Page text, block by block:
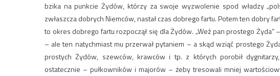
bzika na punkcie Żydów, którzy za swoje wyzwolenie spod władzy
zwłaszcza dobrych Niemców, nastał czas dobrego fartu. Potem ten dobry
to okres dobrego fartu rozpoczął się dla Żydów. „Weź pan prostego Żyda”
– ale ten natychmiast mu przerwał pytaniem – a skąd wziąć prostego
prostych Żydów, szewców, krawców i tp. z których porobił
ostatecznie – pułkowników i majorów – żeby tresowali mniej